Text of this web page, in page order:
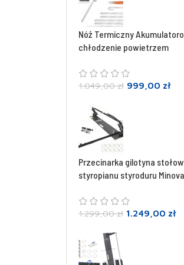
Nóż Termiczny
chłodzenie powietrzem
1.049,00zł 999,00 zł
Przecinarka gilotyna
styropianu styroduru
1.299,00zł 1.249,00 zł